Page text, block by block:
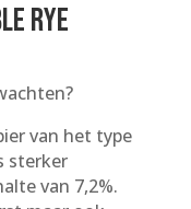
rye
van het type
sterker
van 7,2%.